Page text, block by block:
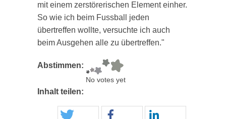
mit einem zerstörerischen Element einher.
So wie ich beim Fussball jeden
übertreffen wollte, versuchte ich auch
beim Ausgehen alle zu übertreffen."
Abstimmen:
No votes yet
Inhalt teilen: